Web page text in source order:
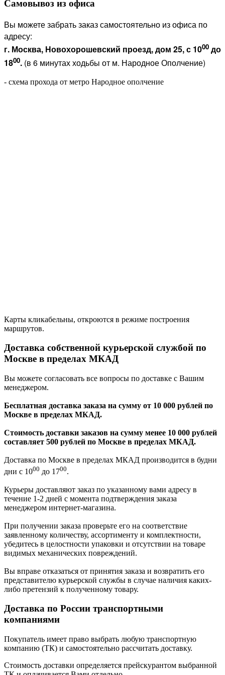
Самовывоз из офиса
Вы можете забрать заказ самостоятельно из офиса по
адресу:
г. Москва, Новохорошевский проезд, дом 25, с 1000 до
1800. (в 6 минутах ходьбы от м. Народное Ополчение)
- схема прохода от метро Народное ополчение
Карты кликабельны, откроются в режиме построения
маршрутов.
Доставка собственной курьерской службой по
Москве в пределах МКАД
Вы можете согласовать все вопросы по доставке с Вашим
менеджером.
Бесплатная доставка заказа на сумму от 10 000 рублей по
Москве в пределах МКАД.
Стоимость доставки заказов на сумму менее 10 000 рублей
составляет 500 рублей по Москве в пределах МКАД.
Доставка по Москве в пределах МКАД производится в будни
дни с 1000 до 1700.
Курьеры доставляют заказ по указанному вами адресу в
течение 1-2 дней с момента подтверждения заказа
менеджером интернет-магазина.
При получении заказа проверьте его на соответствие
заявленному количеству, ассортименту и комплектности,
убедитесь в целостности упаковки и отсутствии на товаре
видимых механических повреждений.
Вы вправе отказаться от принятия заказа и возвратить его
представителю курьерской службы в случае наличия каких-
либо претензий к полученному товару.
Доставка по России транспортными
компаниями
Покупатель имеет право выбрать любую транспортную
компанию (ТК) и самостоятельно рассчитать доставку.
Стоимость доставки определяется прейскурантом выбранной